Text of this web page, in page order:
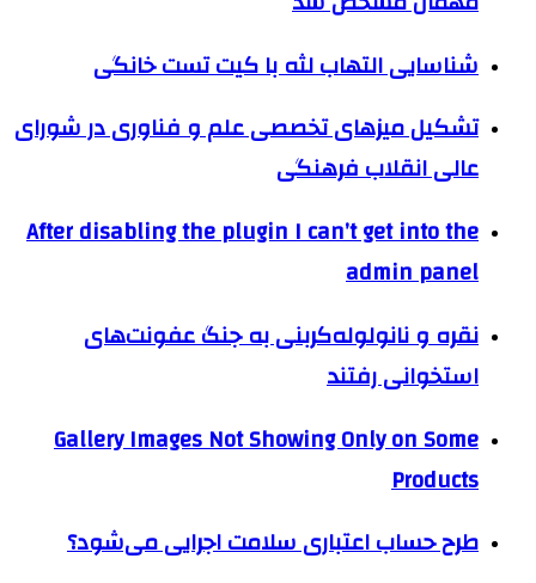
شناسایی التهاب لثه با کیت تست خانگی
تشکیل میزهای تخصصی علم و فناوری در شورای
عالی انقلاب فرهنگی
After disabling the plugin I can’t get into the
admin panel
نقره و نانولوله‌کربنی به جنگ عفونت‌های
استخوانی رفتند
Gallery Images Not Showing Only on Some
Products
طرح حساب‌ اعتباری سلامت اجرایی می‌شود؟